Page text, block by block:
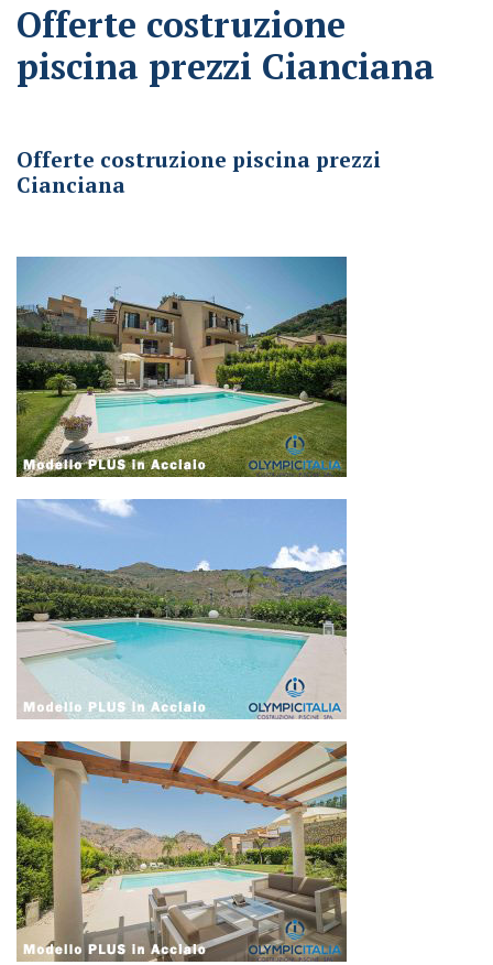
Offerte costruzione
piscina prezzi Cianciana
Offerte costruzione piscina prezzi
Cianciana